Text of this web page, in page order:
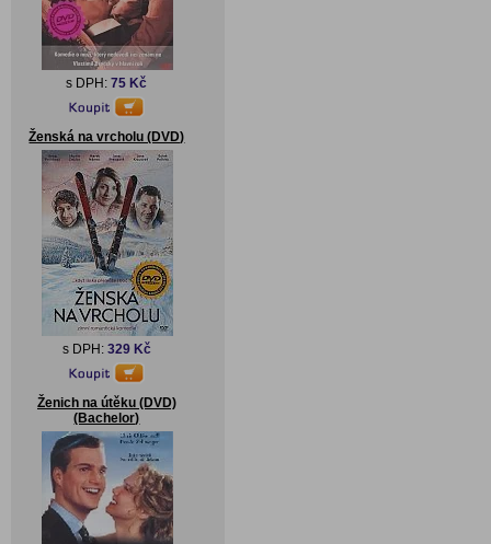
s DPH:75 Kč
Ženská na vrcholu (DVD)
s DPH: 329 Kč
Ženich na útěku (DVD)
(Bachelor)